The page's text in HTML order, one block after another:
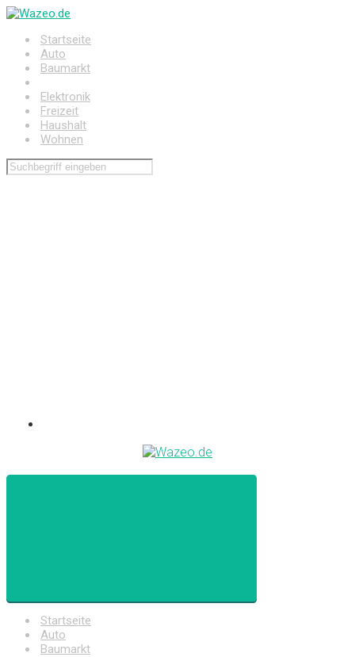
Zum
springenStartseite
Auto
Baumarkt
Elektronik
Freizeit
Haushalt
Wohnen
Startseite
Auto
Baumarkt